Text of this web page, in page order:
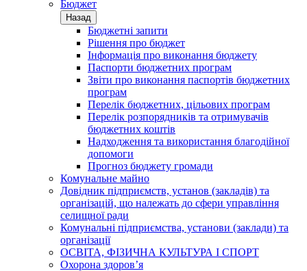
Бюджет
Назад
Бюджетні запити
Рішення про бюджет
Інформація про виконання бюджету
Паспорти бюджетних програм
Звіти про виконання паспортів бюджетних
програм
Перелік бюджетних, цільових програм
Перелік розпорядників та отримувачів
бюджетних коштів
Надходження та використання благодійної
допомоги
Прогноз бюджету громади
Комунальне майно
Довідник підприємств, установ (закладів) та
організацій, що належать до сфери управління
селищної ради
Комунальні підприємства, установи (заклади) та
організації
ОСВІТА, ФІЗИЧНА КУЛЬТУРА І СПОРТ
Охорона здоров’я